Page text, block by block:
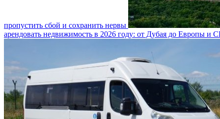
пропустить сбой и сохранить нервы
арендовать недвижимость в 2026 году: от Дубая до Европы и